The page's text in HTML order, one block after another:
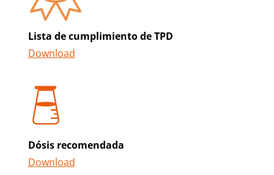
Lista de cumplimiento de TPD
Download
Dósis recomendada
Download